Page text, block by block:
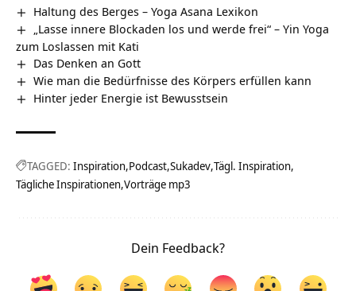
Haltung des Berges – Yoga Asana Lexikon
„Lasse innere Blockaden los und werde frei“ – Yin Yoga
zum Loslassen mit Kati
Das Denken an Gott
Wie man die Bedürfnisse des Körpers erfüllen kann
Hinter jeder Energie ist Bewusstsein
TAGGED: Inspiration Podcast Sukadev Tägl. Inspiration
Tägliche Inspirationen Vorträge mp3
Dein Feedback?